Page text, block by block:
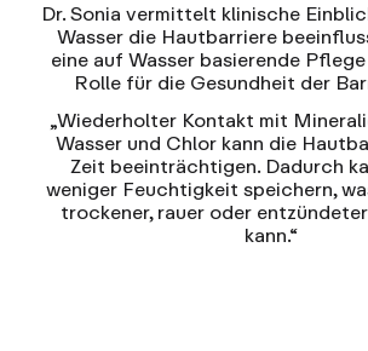
Dr. Sonia vermittelt klinische
Wasser die Hautbarriere
eine auf Wasser basierende
Rolle für die Gesundheit der
„Wiederholter Kontakt mit
Wasser und Chlor kann die
Zeit beeinträchtigen. Dadurch
weniger Feuchtigkeit speichern,
trockener, rauer oder
kann.“